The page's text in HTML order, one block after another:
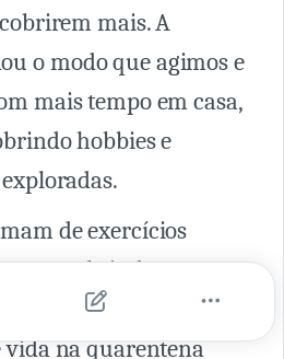
mais. A
o modo que agimos e
mais tempo em casa,
hobbies e
de exercícios
veem abrindo o
a fins de melhorar
vida na quarentena